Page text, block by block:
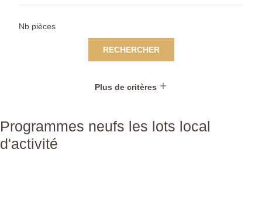
RECHERCHER
Plus de critères
Programmes neufs les lots local
d'activité